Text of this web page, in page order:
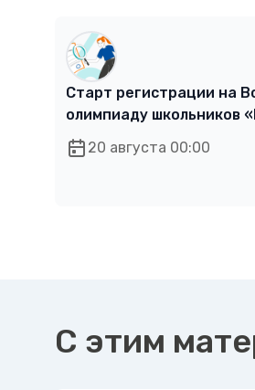
Старт регистрации на
олимпиаду школьников
20 августа 00:00
С этим